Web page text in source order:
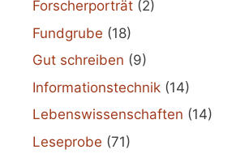
Forscherporträt (2)
Fundgrube (18)
Gut schreiben (9)
Informationstechnik (14)
Lebenswissenschaften (14)
Leseprobe (71)